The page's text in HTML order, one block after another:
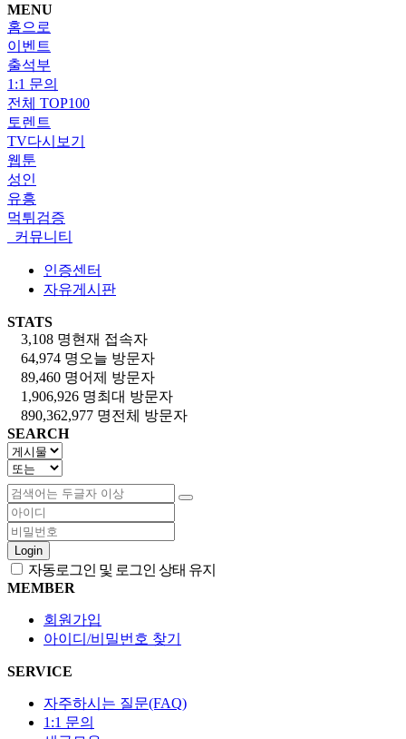
MENU
홈으로
이벤트
출석부
1:1 문의
전체 TOP100
토렌트
TV다시보기
웹툰
성인
유흥
먹튀검증
커뮤니티
인증센터
자유게시판
STATS
3,108 명현재 접속자
64,974 명 오늘 방문자
89,460 명어제 방문자
1,906,926 명최대 방문자
890,362,977 명전체 방문자
SEARCH
Login
자동로그인 및 로그인 상태 유지
MEMBER
회원가입
아이디/비밀번호 찾기
SERVICE
자주하시는 질문(FAQ)
1:1 문의